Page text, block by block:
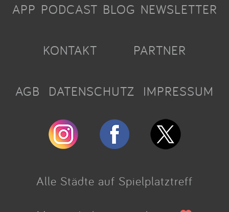
APP PODCAST BLOG NEWSLETTER
KONTAKT PARTNER
AGB DATENSCHUTZ IMPRESSUM
Alle Städte auf Spielplatztreff